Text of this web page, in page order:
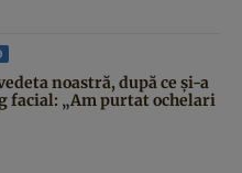
noastră, după ce și-a
facial: „Am purtat ochelari